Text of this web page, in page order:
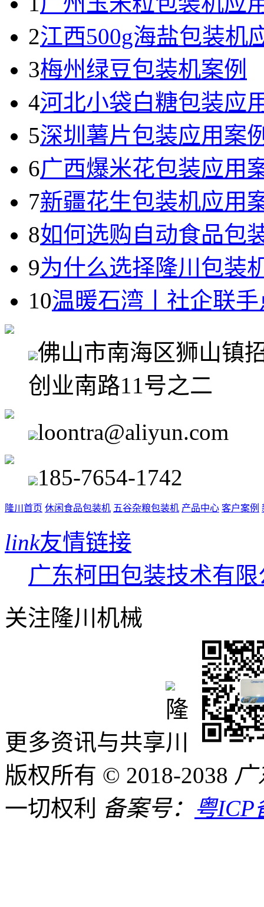
2江西500g海盐包装机
3梅州绿豆包装机案例
4河北小袋白糖包装应
5深圳薯片包装应用案
6广西爆米花包装应用
7新疆花生包装机应用
8如何选购自动食品包
9为什么选择隆川包装
10温暖石湾丨社企联
佛山市南海区狮山镇
创业南路11号之二
loontra@aliyun.com
185-7654-1742
隆川首页 休闲食品包装机 五谷杂粮包装机 产品中心 客户案例
link友情链接
广东柯田包装技术有
关注隆川机械
更多资讯与共享
版权所有 © 2018-2038 广
一切权利
备案号： 粤ICP